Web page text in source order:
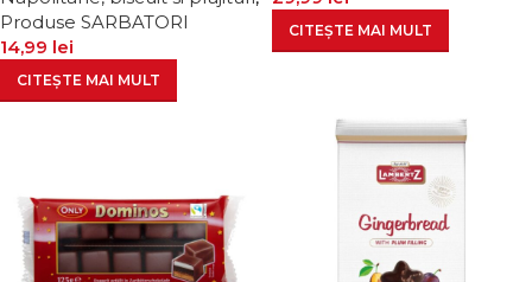
Produse SARBATORI
14,99 lei
CITEȘTE MAI MULT
CITEȘTE MAI MULT